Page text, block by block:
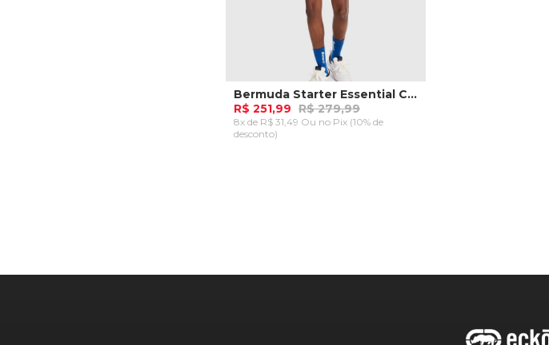
Bermuda Starter Essential Collab Baw x Azul Royal
R$ 251,99 R$ 279,99
8x de R$ 31,49 Ou no Pix (10% de
desconto)